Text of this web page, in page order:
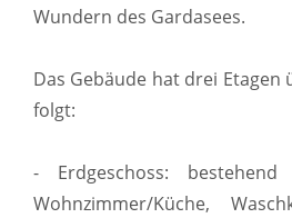
Wundern des Gardasees.
Das Gebäude hat drei Etagen
folgt:
- Erdgeschoss: bestehend
Wohnzimmer/Küche,